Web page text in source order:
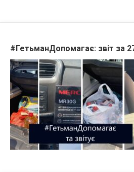
#ГетьманДопомагає: звіт за